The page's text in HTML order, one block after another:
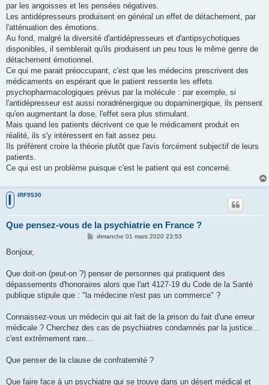
par les angoisses et les pensées négatives.
Les antidépresseurs produisent en général un effet de détachement, par
l'atténuation des émotions.
Au fond, malgré la diversité d'antidépresseurs et d'antipsychotiques
disponibles, il semblerait qu'ils produisent un peu tous le même genre de
détachement émotionnel.
Ce qui me parait préoccupant, c'est que les médecins prescrivent des
médicaments en espérant que le patient ressente les effets
psychopharmacologiques prévus par la molécule : par exemple, si
l'antidépresseur est aussi noradrénergique ou dopaminergique, ils pensent
qu'en augmentant la dose, l'effet sera plus stimulant.
Mais quand les patients décrivent ce que le médicament produit en
réalité, ils s'y intéressent en fait assez peu.
Ils préfèrent croire la théorie plutôt que l'avis forcément subjectif de leurs
patients.
Ce qui est un problème puisque c'est le patient qui est concerné.
I IRF9530
Que pensez-vous de la psychiatrie en France ?
M
g
dimanche 01 mars 2020 23:53
Bonjour,
Que doit-on (peut-on ?) penser de personnes qui pratiquent des
dépassements d'honoraires alors que l'art 4127-19 du Code de la Santé
publique stipule que : "la médecine n'est pas un commerce" ?
Connaissez-vous un médecin qui ait fait de la prison du fait d'une erreur
médicale ? Cherchez des cas de psychiatres condamnés par la justice...
c'est extrêmement rare...
Que penser de la clause de confraternité ?
Que faire face à un psychiatre qui se trouve dans un désert médical et